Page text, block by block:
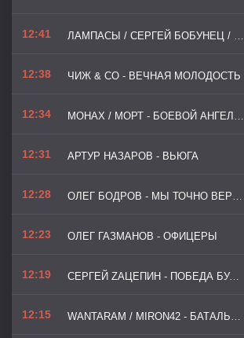
12:41 ЛАМПАСЫ / СЕРГЕЙ БОБУНЕЦ / ПЁТР ЛУНДСТРЕМ - ДОБРОВОЛЕЦ
12:38 ЧИЖ & CO - ВЕЧНАЯ МОЛОДОСТЬ
12:34 МОНАХ / МОРТ - БОЕВОЙ АНГЕЛ-ХРАНИТЕЛЬ
12:31 АРТУР НАЗАРОВ - ВЬЮГА
12:28 ОЛЕГ БОДРОВ - МЫ ТОЧНО ВЕРНЁМСЯ
12:23 ОЛЕГ ГАЗМАНОВ - ОФИЦЕРЫ
12:19 СЕРГЕЙ ZАЦЕПИН - ПОБЕДА БУДЕТ ЗА НАМИ!
12:15 WANTARAM / MIRON42 - БАТАЛЬОНЫ